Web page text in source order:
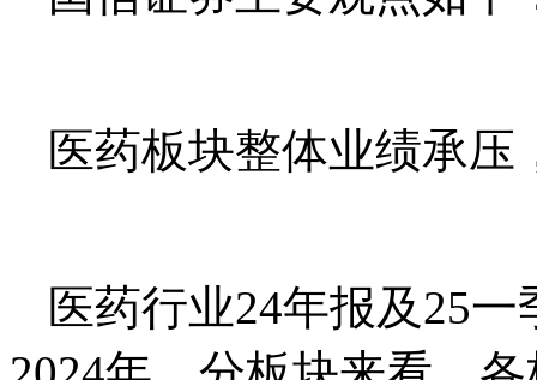
医药板块整体业绩承压
医药行业24年报及25